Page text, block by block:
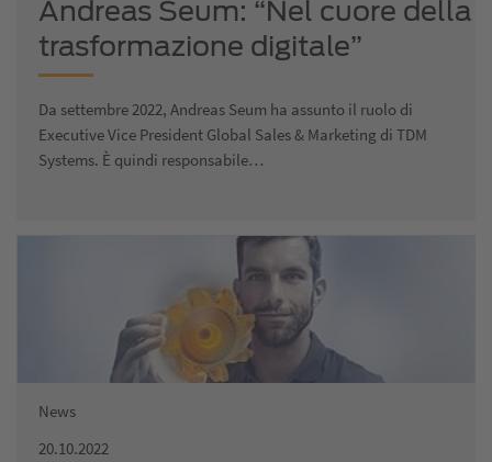
Andreas Seum: “Nel cuore della
trasformazione digitale”
Da settembre 2022, Andreas Seum ha assunto il ruolo di
Executive Vice President Global Sales & Marketing di TDM
Systems. È quindi responsabile…
News
20.10.2022